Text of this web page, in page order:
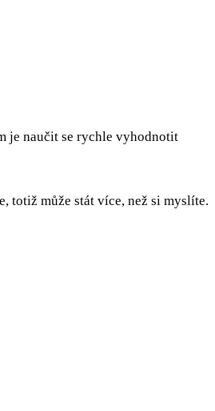
je naučit se rychle vyhodnotit
totiž může stát více, než si myslíte.